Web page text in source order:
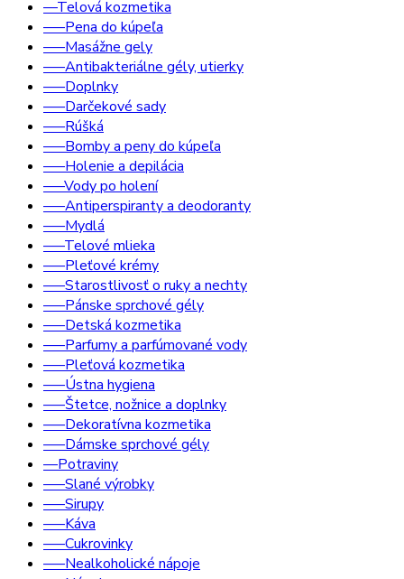
––Telová kozmetika
–––Pena do kúpeľa
–––Masážne gely
–––Antibakteriálne gély, utierky
–––Doplnky
–––Darčekové sady
–––Rúšká
–––Bomby a peny do kúpeľa
–––Holenie a depilácia
–––Vody po holení
–––Antiperspiranty a deodoranty
–––Mydlá
–––Telové mlieka
–––Pleťové krémy
–––Starostlivosť o ruky a nechty
–––Pánske sprchové gély
–––Detská kozmetika
–––Parfumy a parfúmované vody
–––Pleťová kozmetika
–––Ústna hygiena
–––Štetce, nožnice a doplnky
–––Dekoratívna kozmetika
–––Dámske sprchové gély
––Potraviny
–––Slané výrobky
–––Sirupy
–––Káva
–––Cukrovinky
–––Nealkoholické nápoje